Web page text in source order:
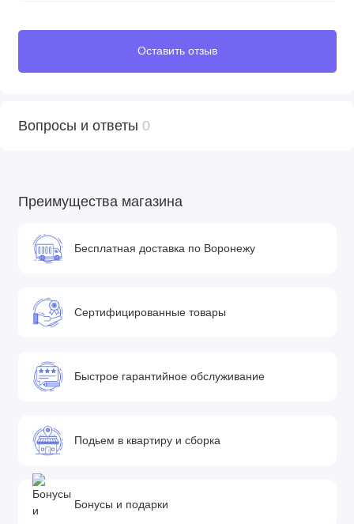
Оставить отзыв
Вопросы и ответы 0
Преимущества магазина
Бесплатная доставка по Воронежу
Сертифицированные товары
Быстрое гарантийное обслуживание
Подьем в квартиру и сборка
Бонусы и подарки